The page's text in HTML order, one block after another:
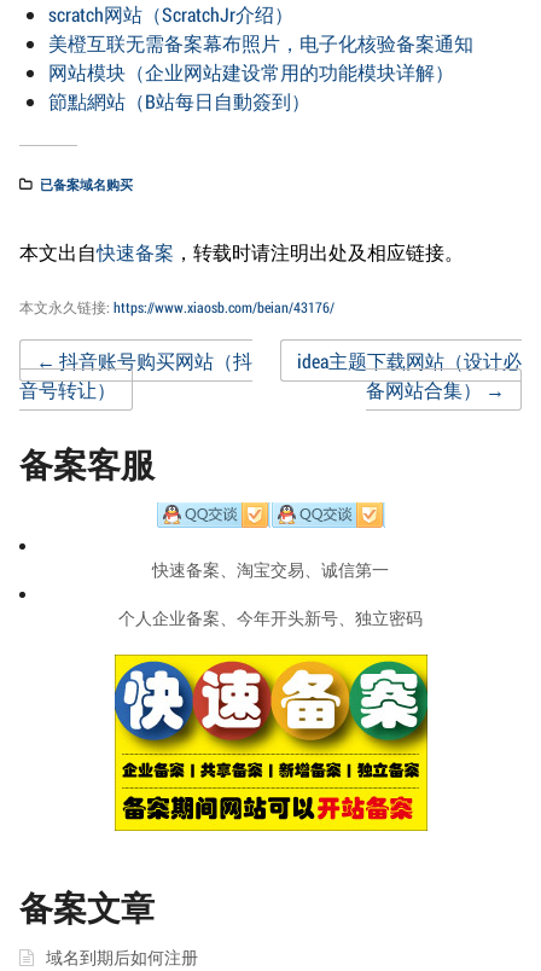
scratch网站（ScratchJr介绍）
美橙互联无需备案幕布照片，电子化核验备案通知
网站模块（企业网站建设常用的功能模块详解）
節點網站（B站每日自動簽到）
已备案域名购买
本文出自快速备案 ，转载时请注明出处及相应链接。
本文永久链接: https://www.xiaosb.com/beian/43176/
Post
navigation
← 抖音账号购买网站（抖
音号转让）
idea主题下载网站（设计必
备网站合集）→
备案客服
快速备案、淘宝交易、诚信第一
个人企业备案、今年开头新号、独立密码
备案文章
域名到期后如何注册